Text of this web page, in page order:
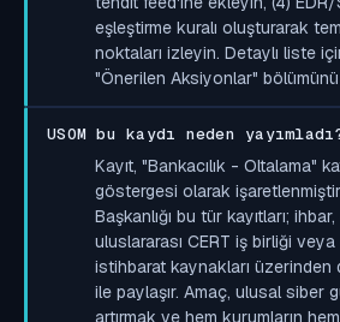
eşleştirme kuralı oluşturarak
noktaları izleyin. Detaylı liste
"Önerilen Aksiyonlar"
USOM bu kaydı neden
Kayıt, "Bankacılık - Oltalama"
göstergesi olarak
Başkanlığı bu tür kayıtları;
uluslararası CERT iş birliği
istihbarat kaynakları üzerinden
ile paylaşır. Amaç, ulusal siber
artırmak ve hem kurumların